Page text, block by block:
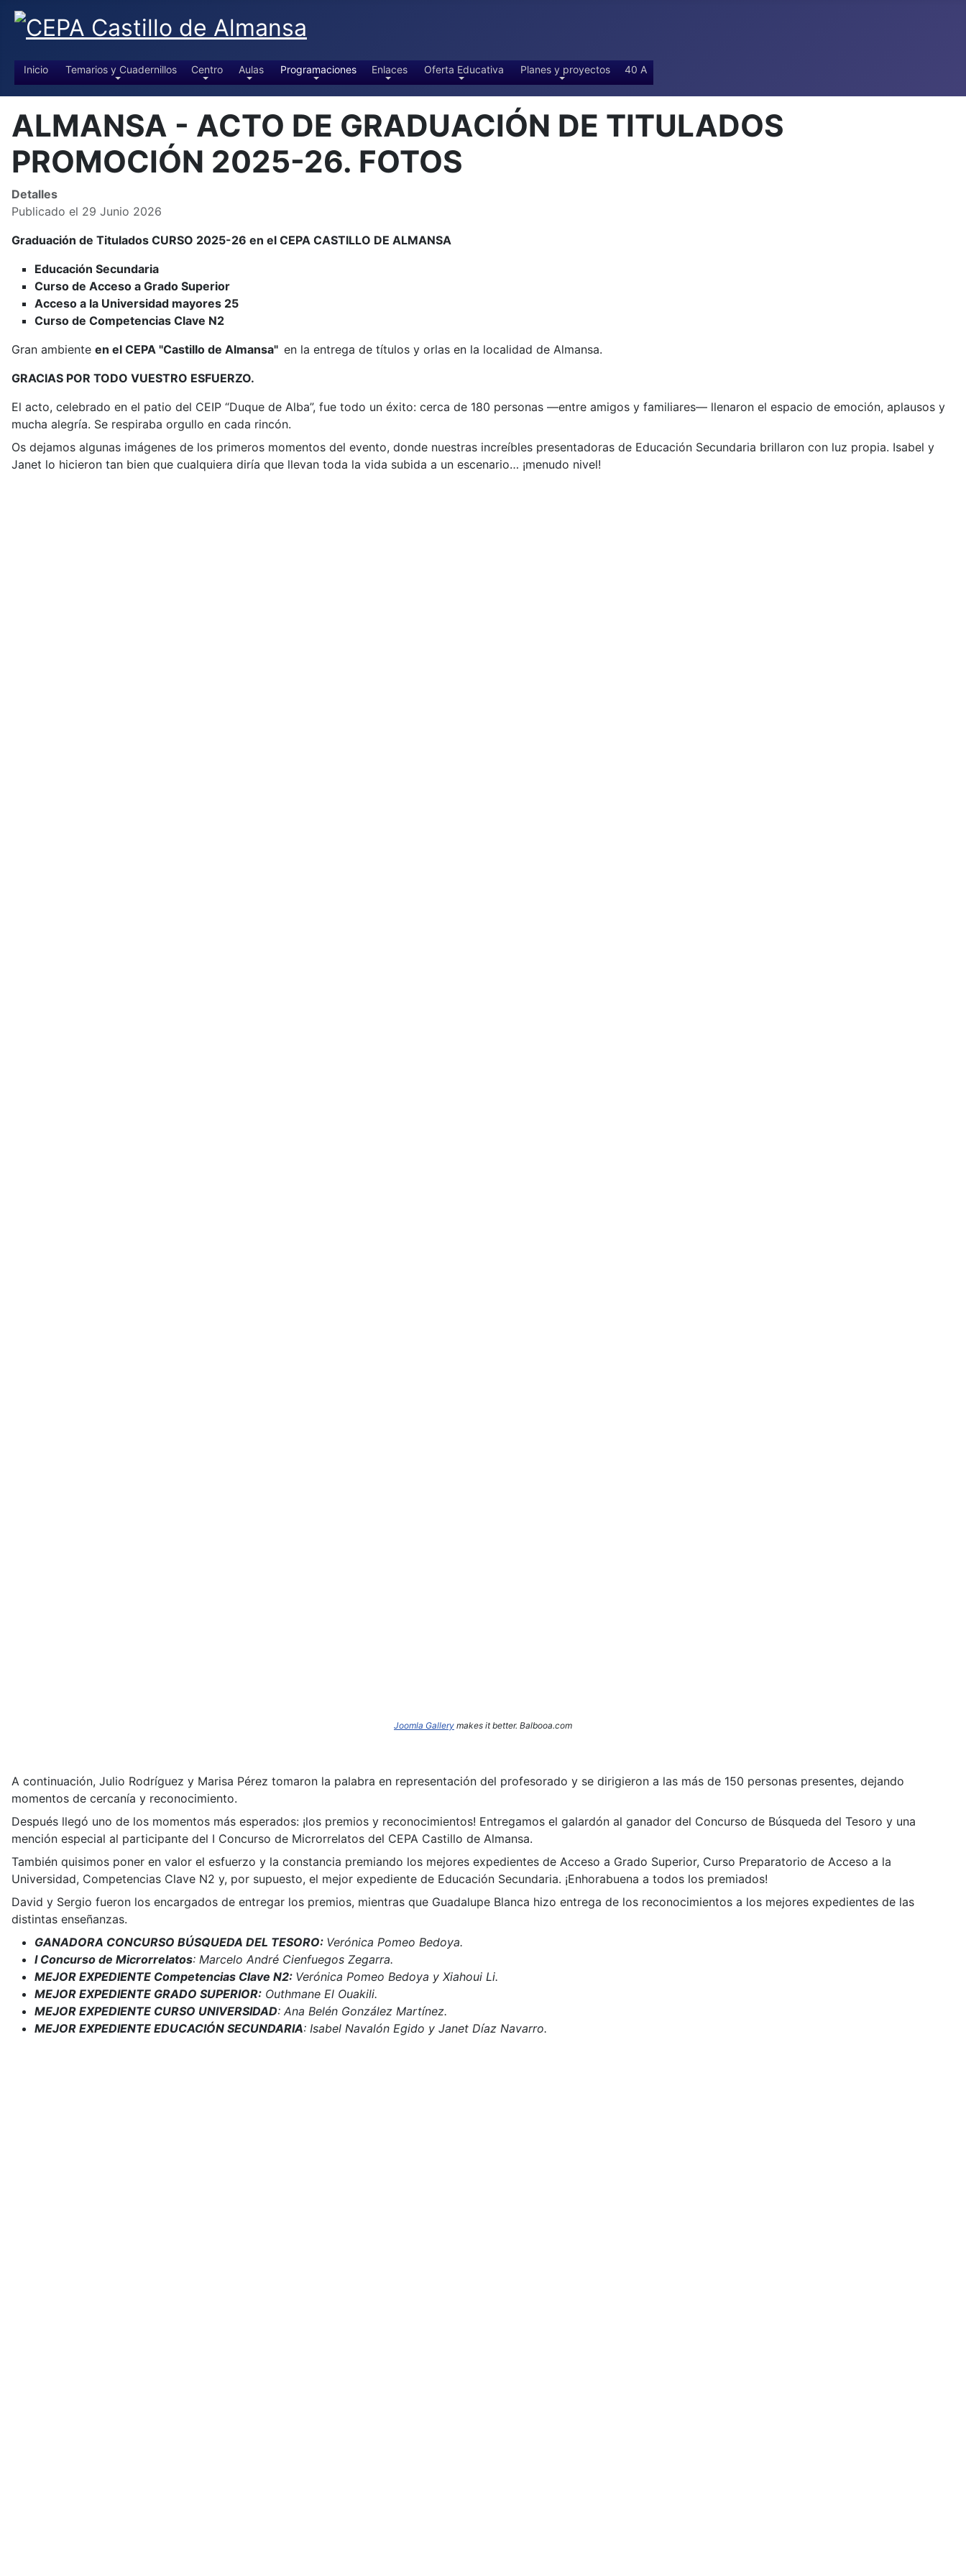
Inicio Temarios y Cuadernillos Centro Aulas Programaciones Enlaces Oferta Educativa Planes y proyectos 40 A
ALMANSA - ACTO DE GRADUACIÓN DE TITULADOS
PROMOCIÓN 2025-26. FOTOS
Detalles
Publicado el 29 Junio 2026
Graduación de Titulados CURSO 2025-26 en el CEPA CASTILLO DE ALMANSA
Educación Secundaria
Curso de Acceso a Grado Superior
Acceso a la Universidad mayores 25
Curso de Competencias Clave N2
Gran ambiente en el CEPA "Castillo de Almansa" en la entrega de títulos y orlas en la localidad de Almansa.
GRACIAS POR TODO VUESTRO ESFUERZO.
El acto, celebrado en el patio del CEIP “Duque de Alba”, fue todo un éxito: cerca de 180 personas —entre amigos y familiares— llenaron el espacio de emoción, aplausos y
mucha alegría. Se respiraba orgullo en cada rincón.
Os dejamos algunas imágenes de los primeros momentos del evento, donde nuestras increíbles presentadoras de Educación Secundaria brillaron con luz propia. Isabel y
Janet lo hicieron tan bien que cualquiera diría que llevan toda la vida subida a un escenario… ¡menudo nivel!
Joomla Gallery makes it better. Balbooa.com
A continuación, Julio Rodríguez y Marisa Pérez tomaron la palabra en representación del profesorado y se dirigieron a las más de 150 personas presentes, dejando
momentos de cercanía y reconocimiento.
Después llegó uno de los momentos más esperados: ¡los premios y reconocimientos! Entregamos el galardón al ganador del Concurso de Búsqueda del Tesoro y una
mención especial al participante del I Concurso de Microrrelatos del CEPA Castillo de Almansa.
También quisimos poner en valor el esfuerzo y la constancia premiando los mejores expedientes de Acceso a Grado Superior, Curso Preparatorio de Acceso a la
Universidad, Competencias Clave N2 y, por supuesto, el mejor expediente de Educación Secundaria. ¡Enhorabuena a todos los premiados!
David y Sergio fueron los encargados de entregar los premios, mientras que Guadalupe Blanca hizo entrega de los reconocimientos a los mejores expedientes de las
distintas enseñanzas.
GANADORA CONCURSO BÚSQUEDA DEL TESORO: Verónica Pomeo Bedoya.
I Concurso de Microrrelatos: Marcelo André Cienfuegos Zegarra.
MEJOR EXPEDIENTE Competencias Clave N2: Verónica Pomeo Bedoya y Xiahoui Li.
MEJOR EXPEDIENTE GRADO SUPERIOR: Outhmane El Ouakili.
MEJOR EXPEDIENTE CURSO UNIVERSIDAD: Ana Belén González Martínez.
MEJOR EXPEDIENTE EDUCACIÓN SECUNDARIA: Isabel Navalón Egido y Janet Díaz Navarro.